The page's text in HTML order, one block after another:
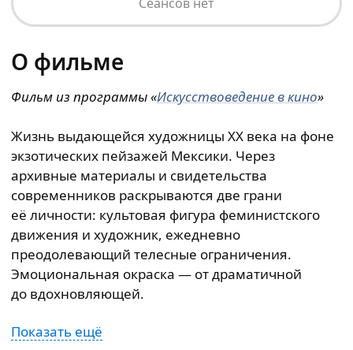
О фильме
Фильм из программы«Искусствоведение в кино»
Жизнь выдающейся художницы XX века на фоне
экзотических пейзажей Мексики. Через
архивные материалы и свидетельства
современников раскрываются две грани
её личности: культовая фигура феминистского
движения и художник, ежедневно
преодолевающий телесные ограничения.
Эмоциональная окраска — от драматичной
до вдохновляющей.
Показать ещё